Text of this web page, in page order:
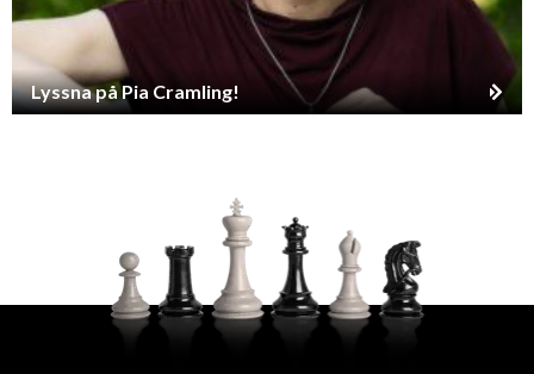
Lyssna på Pia Cramling!